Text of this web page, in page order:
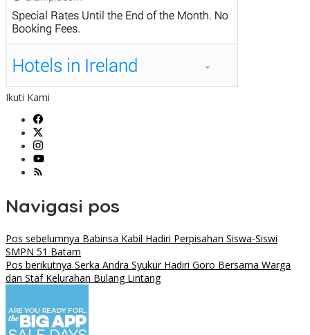
Ikuti Kami
Navigasi pos
Pos sebelumnya Babinsa Kabil Hadiri Perpisahan Siswa-Siswi
SMPN 51 Batam
Pos berikutnya Serka Andra Syukur Hadiri Goro Bersama Warga
dan Staf Kelurahan Bulang Lintang